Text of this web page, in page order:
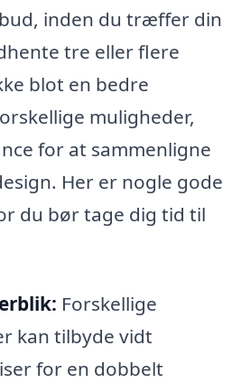
inden du træffer din
tre eller flere
blot en bedre
muligheder,
for at sammenligne
Her er nogle gode
du bør tage dig tid til
Forskellige
kan tilbyde vidt
for en dobbelt